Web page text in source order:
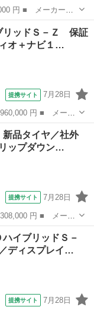
ード名： ＺＳ ド
ＴＶ 両側スライ
リッドＳ－Ｚ 保証
オ＋ナビ１…
提携サイト 7月28日
ード名： ハイブ
ナビ１０インチ／
新品タイヤ／社外
ップダウン…
提携サイト 7月28日
レード名： ＺＳ
プダウンモニター
ハイブリッドＳ－
ディスプレイ…
提携サイト 7月28日